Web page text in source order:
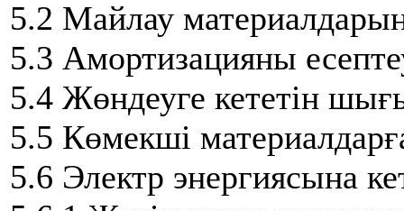
5.2 Майлау
5.3 Амортизацияны
5.4 Жөндеуге кететін
5.5 Көмекші
5.6 Электр энергиясына